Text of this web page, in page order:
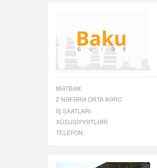
MƏTBƏX
2 NƏFƏRƏ ORTA XƏRC
İŞ SAATLARI
XÜSUSIYYƏTLƏRI
TELEFON